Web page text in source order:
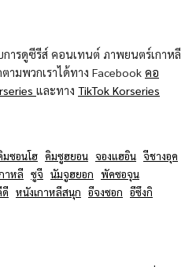
ารดูซีรีส์ คอนเทนต์ ภาพยนตร์เกาหลี
ามพวกเราได้ทาง Facebook คอ
และทาง TikTok Korseries
มซอนโฮ คิมซูฮยอน จองแฮอิน จีชางอุค
าหลี ซูจี นัมจูฮยอก พัคซอจุน
ดี หนังเกาหลีสนุก อีจงซอก อีซึงกิ